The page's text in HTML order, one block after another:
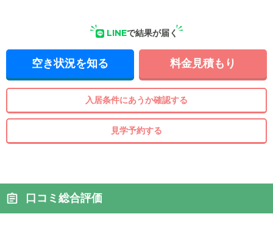
LINEで結果が届く
空き状況を知る 料金見積もり
入居条件にあうか確認する
見学予約する
口コミ総合評価